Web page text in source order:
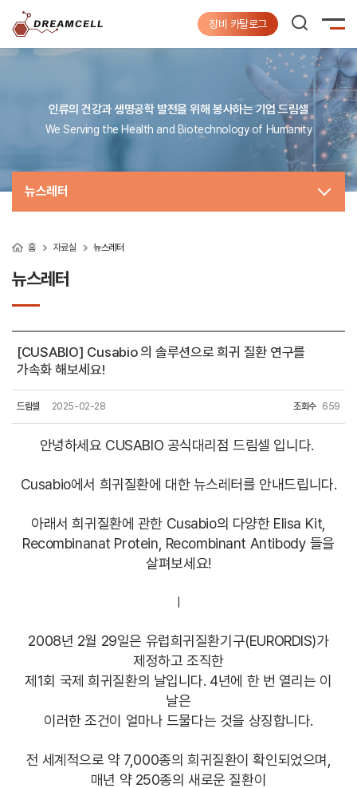
장비 카탈로그
인류의 건강과 생명공학 발전을 위해 봉사하는 기업 드림셀
We Serving the Health and Biotechnology of Humanity
뉴스레터
홈 자료실 뉴스레터
뉴스레터
[CUSABIO] Cusabio 의 솔루션으로 희귀 질환 연구를
가속화 해보세요!
드림셀 2025-02-28 조회수 659
안녕하세요 CUSABIO 공식대리점 드림셀 입니다.
Cusabio에서 희귀질환에 대한 뉴스레터를 안내드립니다.
아래서 희귀질환에 관한 Cusabio의 다양한 Elisa Kit,
Recombinanat Protein, Recombinant Antibody 들을
살펴보세요!
2008년 2월 29일은 유럽희귀질환기구(EURORDIS)가
제정하고 조직한
제1회 국제 희귀질환의 날입니다. 4년에 한 번 열리는 이
날은
이러한 조건이 얼마나 드물다는 것을 상징합니다.
전 세계적으로 약 7,000종의 희귀질환이 확인되었으며,
매년 약 250종의 새로운 질환이